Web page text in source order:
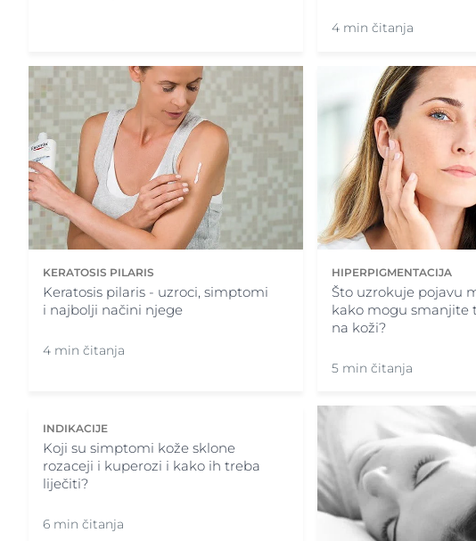
4 min čitanja
KERATOSIS PILARIS
Keratosis pilaris - uzroci, simptomi
i najbolji načini njege
4 min čitanja
HIPERPIGMENTACIJA
Što uzrokuje pojavu
kako mogu smanjite
na koži?
5 min čitanja
INDIKACIJE
Koji su simptomi kože sklone
rozaceji i kuperozi i kako ih treba
liječiti?
6 min čitanja